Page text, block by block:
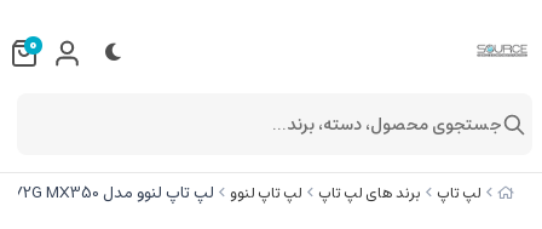
لپ تاپ برند های لپ تاپ لپ تاپ لنوو لپ تاپ لنوو مدل V15 i5-1135G7/16G/512SSD/2G MX350
0
جستجوی محصول، دسته، برند...